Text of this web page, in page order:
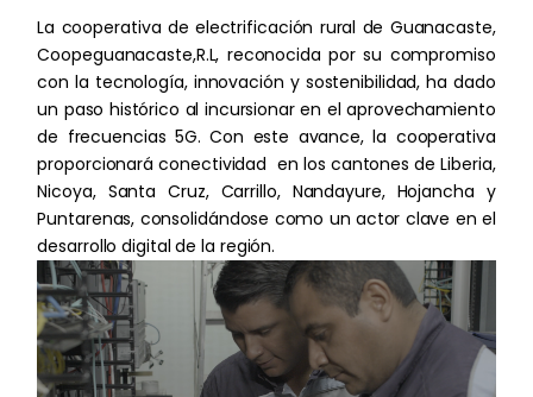
Nivel Administrativo
Comunicación y Prensa
Suspensiones programadas
Tarifa del Servicio Eléctrico
Electricidad Prepago
Certificación del Servicio Eléctrico
Estaciones carga rápida vehículos
eléctricos
Generación Distribuida
Sistema de Gestión de la Energía
Generación Eléctrica
Parques de Generación Eléctrica
Proyecto de Gasificación de Desechos
Sólidos No Valorizables Municipales
Sistema de Gestión Ambiental
Servicios Mantenimiento Predictivo
Área Comercial
Tienda Virtual
Sucursales
Promociones
Servicio llave en mano
Almacén de Suministros Eléctricos
Telecomunicaciones
Planes Individuales
Duo y Triple Play
Telefonía
Grilla de canales
Bonos Verdes
Gobierno Corporativo
Sostenibilidad
La cooperativa de electrificación rural de Guanacaste,
Coopeguanacaste,R.L, reconocida por su compromiso
con la tecnología, innovación y sostenibilidad, ha dado
un paso histórico al incursionar en el aprovechamiento
de frecuencias 5G. Con este avance, la cooperativa
proporcionará conectividad en los cantones de Liberia,
Nicoya, Santa Cruz, Carrillo, Nandayure, Hojancha y
Puntarenas, consolidándose como un actor clave en el
desarrollo digital de la región.